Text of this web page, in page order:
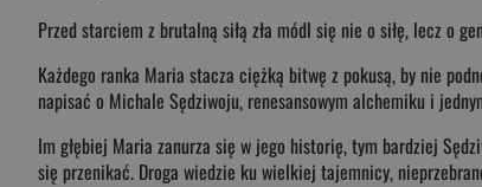
Przed starciem z brutalną siłą zła módl się nie o siłę, lecz o
Każdego ranka Maria stacza ciężką bitwę z pokusą, by nie
napisać o Michale Sędziwoju, renesansowym alchemiku i
Im głębiej Maria zanurza się w jego historię, tym bardziej
się przenikać. Droga wiedzie ku wielkiej tajemnicy,